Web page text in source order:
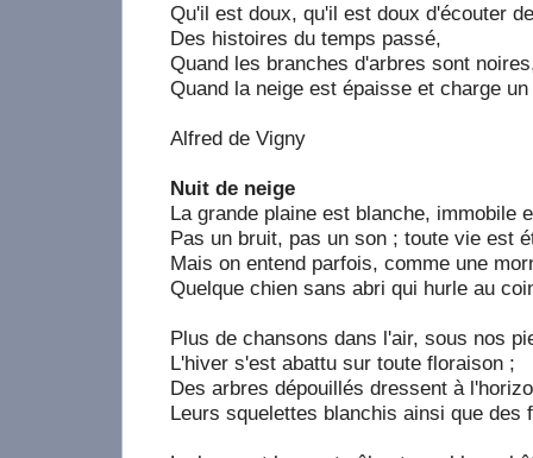
Qu'il est doux, qu'il est doux d'écouter
Des histoires du temps passé,
Quand les branches d'arbres sont
Quand la neige est épaisse et charge
Alfred de Vigny
Nuit de neige
La grande plaine est blanche, immobile
Pas un bruit, pas un son ; toute vie est
Mais on entend parfois, comme une
Quelque chien sans abri qui hurle au
Plus de chansons dans l'air, sous nos
L'hiver s'est abattu sur toute floraison ;
Des arbres dépouillés dressent à
Leurs squelettes blanchis ainsi que des